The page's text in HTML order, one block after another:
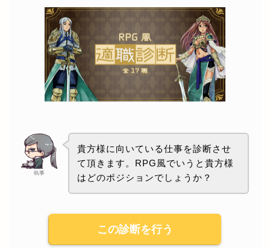
執事
貴方様に向いている仕事を診断させ
て頂きます。RPG風でいうと貴方様
はどのポジションでしょうか？
この診断を行う